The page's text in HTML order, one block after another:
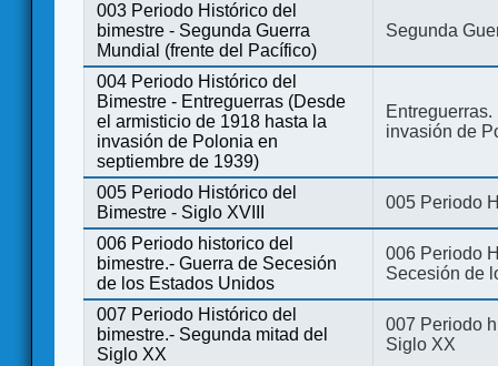
003 Periodo Histórico del
bimestre - Segunda Guerra
Mundial (frente del Pacífico)
Segunda
004 Periodo Histórico del
Bimestre - Entreguerras (Desde
el armisticio de 1918 hasta la
invasión de Polonia en
septiembre de 1939)
invasión de
005 Periodo Histórico del
Bimestre - Siglo XVIII
005 Periodo
006 Periodo historico del
bimestre.- Guerra de Secesión
de los Estados Unidos
006 Periodo
Secesión de
007 Periodo Histórico del
bimestre.- Segunda mitad del
Siglo XX
007 Periodo
Siglo XX